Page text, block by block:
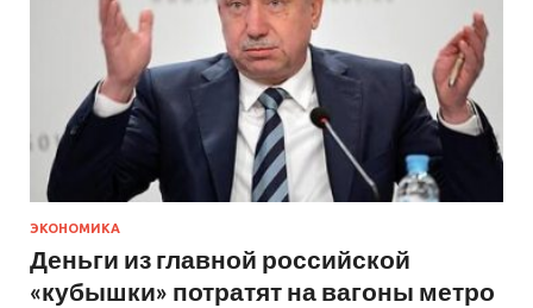
ЭКОНОМИКА
Деньги из главной российской
«кубышки» потратят на вагоны метро